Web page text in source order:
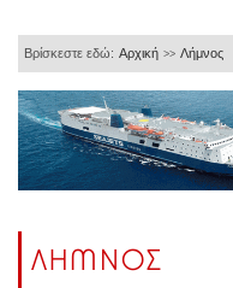
Βρίσκεστε εδώ: Αρχική >> Λήμνος
ΛΗΜΝΟΣ